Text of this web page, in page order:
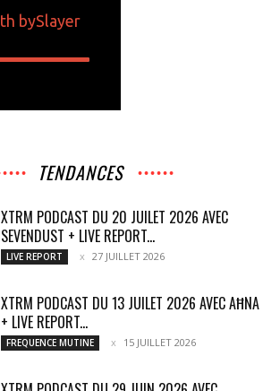
TENDANCES
XTRM PODCAST DU 20 JUILET 2026 AVEC
SEVENDUST + LIVE REPORT...
LIVE REPORT 27 JUILLET 2026
XTRM PODCAST DU 13 JUILET 2026 AVEC AĦNA
+ LIVE REPORT...
FREQUENCE MUTINE 15 JUILLET 2026